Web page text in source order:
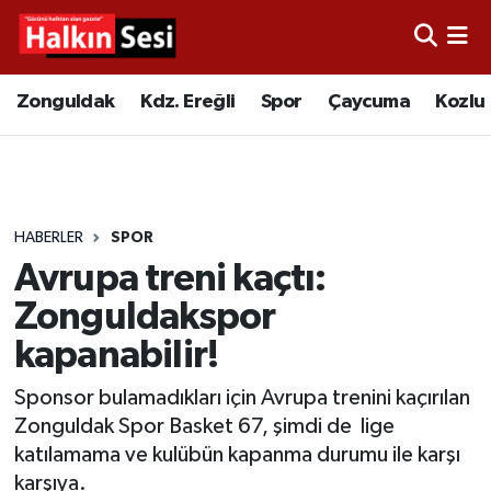
Zonguldak Kdz. Ereğli Spor Çaycuma Kozlu
HABERLER SPOR
Avrupa treni kaçtı:
Zonguldakspor
kapanabilir!
Sponsor bulamadıkları için Avrupa trenini kaçırılan
Zonguldak Spor Basket 67, şimdi de lige
katılamama ve kulübün kapanma durumu ile karşı
karşıya.
Video
Çaycuma
Alaplı
Asayiş
Bartın
Merkez Hava Durumu
Tüm Manşetler
Son Dakika Haberleri
Haber Arşivi